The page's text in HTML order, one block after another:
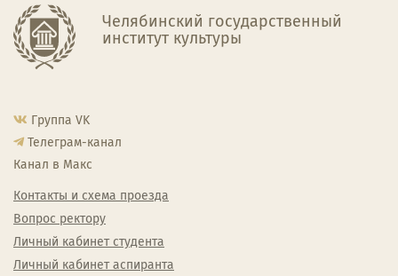
Челябинский государственный
институт культуры
Группа VK
Телеграм-канал
Канал в Макс
Контакты и схема проезда
Вопрос ректору
Личный кабинет студента
Личный кабинет аспиранта